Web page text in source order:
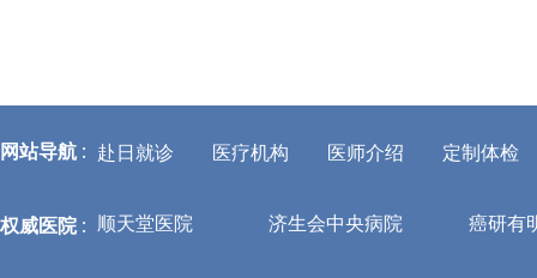
网站导航 : 赴日就诊 医疗机构 医师介绍 定制体检
权威医院: 顺天堂医院 济生会中央病院 癌研有